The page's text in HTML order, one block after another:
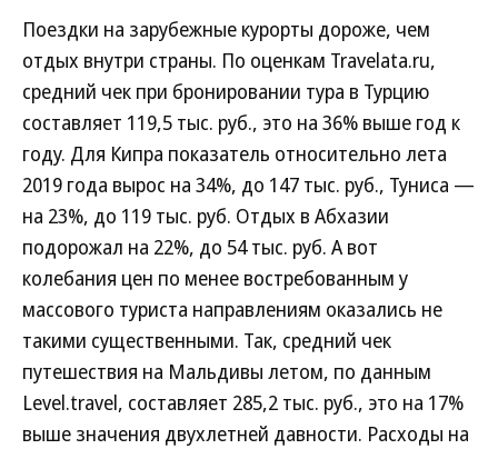
Поездки на зарубежные курорты дороже, чем
отдых внутри страны. По оценкам Travelata.ru,
средний чек при бронировании тура в Турцию
составляет 119,5 тыс. руб., это на 36% выше год к
году. Для Кипра показатель относительно лета
2019 года вырос на 34%, до 147 тыс. руб., Туниса —
на 23%, до 119 тыс. руб. Отдых в Абхазии
подорожал на 22%, до 54 тыс. руб. А вот
колебания цен по менее востребованным у
массового туриста направлениям оказались не
такими существенными. Так, средний чек
путешествия на Мальдивы летом, по данным
Level.travel, составляет 285,2 тыс. руб., это на 17%
выше значения двухлетней давности. Расходы на